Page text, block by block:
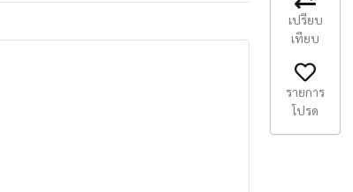
เปรียบ
เทียบ
รายการ
โปรด